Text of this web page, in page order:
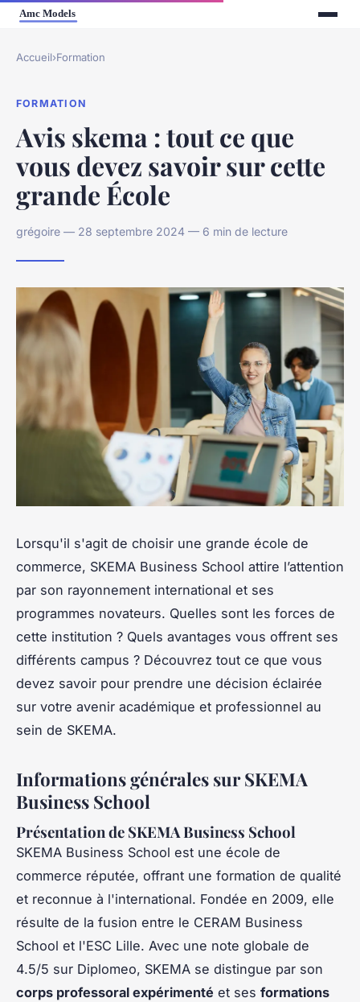
Accueil›Formation
FORMATION
Avis skema : tout ce que
vous devez savoir sur cette
grande École
grégoire — 28 septembre 2024 — 6 min de lecture
Lorsqu'il s'agit de choisir une grande école de
commerce, SKEMA Business School attire l’attention
par son rayonnement international et ses
programmes novateurs. Quelles sont les forces de
cette institution ? Quels avantages vous offrent ses
différents campus ? Découvrez tout ce que vous
devez savoir pour prendre une décision éclairée
sur votre avenir académique et professionnel au
sein de SKEMA.
Informations générales sur SKEMA
Business School
Présentation de SKEMA Business School
SKEMA Business School est une école de
commerce réputée, offrant une formation de qualité
et reconnue à l'international. Fondée en 2009, elle
résulte de la fusion entre le CERAM Business
School et l'ESC Lille. Avec une note globale de
4.5/5 sur Diplomeo, SKEMA se distingue par son
corps professoral expérimenté et ses formations